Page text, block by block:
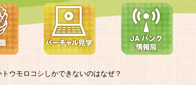
トウモロコシしかできないのはなぜ？